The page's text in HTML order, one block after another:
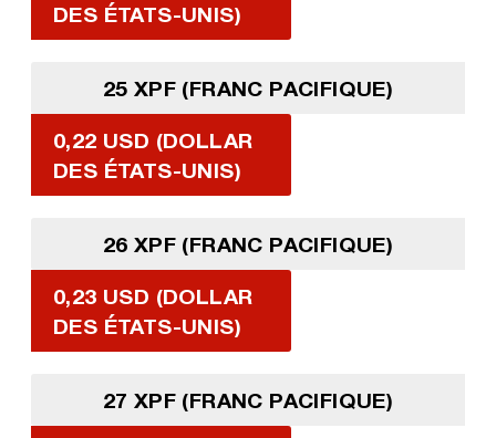
DES ÉTATS-UNIS)
25 XPF (FRANC PACIFIQUE)
0,22 USD (DOLLAR
DES ÉTATS-UNIS)
26 XPF (FRANC PACIFIQUE)
0,23 USD (DOLLAR
DES ÉTATS-UNIS)
27 XPF (FRANC PACIFIQUE)